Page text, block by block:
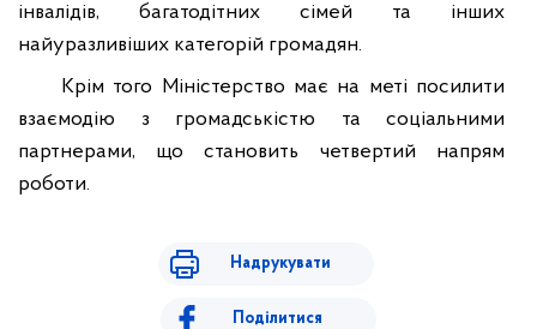
інвалідів, багатодітних сімей та інших
найуразливіших категорій громадян.
Крім того Міністерство має на меті посилити
взаємодію з громадськістю та соціальними
партнерами, що становить четвертий напрям
роботи.
Надрукувати
Поділитися